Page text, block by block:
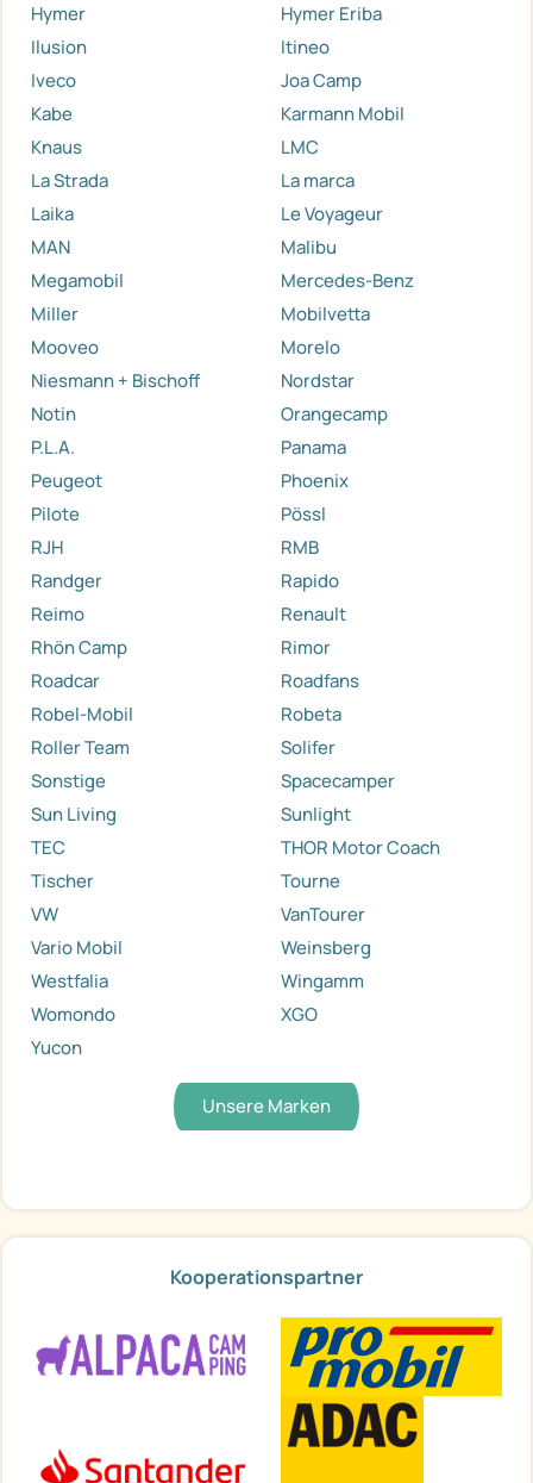
Hymer
Hymer Eriba
Ilusion
Itineo
Iveco
Joa Camp
Kabe
Karmann Mobil
Knaus
LMC
La Strada
La marca
Laika
Le Voyageur
MAN
Malibu
Megamobil
Mercedes-Benz
Miller
Mobilvetta
Mooveo
Morelo
Niesmann + Bischoff
Nordstar
Notin
Orangecamp
P.L.A.
Panama
Peugeot
Phoenix
Pilote
Pössl
RJH
RMB
Randger
Rapido
Reimo
Renault
Rhön Camp
Rimor
Roadcar
Roadfans
Robel-Mobil
Robeta
Roller Team
Solifer
Sonstige
Spacecamper
Sun Living
Sunlight
TEC
THOR Motor Coach
Tischer
Tourne
VW
VanTourer
Vario Mobil
Weinsberg
Westfalia
Wingamm
Womondo
XGO
Yucon
Unsere Marken
Kooperationspartner